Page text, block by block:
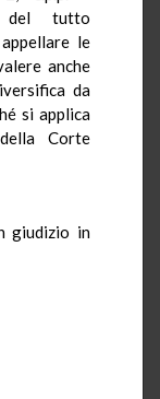
del tutto
le
anche
da
si applica
Corte
giudizio in